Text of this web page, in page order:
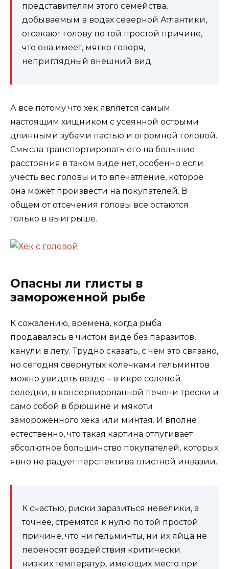
представителям этого семейства,
добываемым в водах северной Атлантики,
отсекают голову по той простой причине,
что она имеет, мягко говоря,
неприглядный внешний вид.
А все потому что хек является самым
настоящим хищником с усеянной острыми
длинными зубами пастью и огромной головой.
Смысла транспортировать его на большие
расстояния в таком виде нет, особенно если
учесть вес головы и то впечатление, которое
она может произвести на покупателей. В
общем от отсечения головы все остаются
только в выигрыше.
Опасны ли глисты в
замороженной рыбе
К сожалению, времена, когда рыба
продавалась в чистом виде без паразитов,
канули в лету. Трудно сказать, с чем это связано,
но сегодня свернутых колечками гельминтов
можно увидеть везде – в икре соленой
селедки, в консервированной печени трески и
само собой в брюшине и мякоти
замороженного хека или минтая. И вполне
естественно, что такая картина отпугивает
абсолютное большинство покупателей, которых
явно не радует перспектива глистной инвазии.
К счастью, риски заразиться невелики, а
точнее, стремятся к нулю по той простой
причине, что ни гельминты, ни их яйца не
переносят воздействия критически
низких температур, имеющих место при